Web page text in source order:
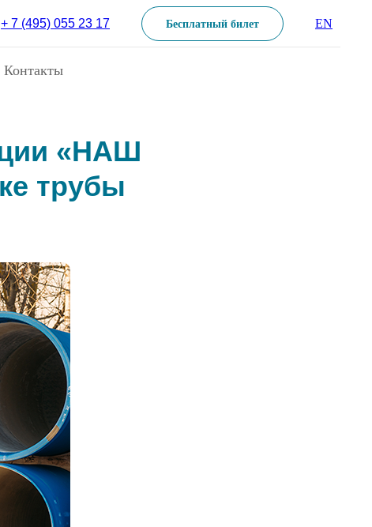
+ 7 (495) 055 23 17 Бесплатный билет EN
Контакты
«НАШ
трубы